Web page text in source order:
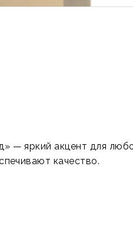
яркий акцент для
качество.